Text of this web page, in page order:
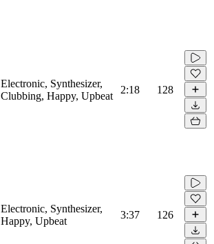
Electronic, Synthesizer,
Clubbing, Happy, Upbeat
2:18 128
Electronic, Synthesizer,
Happy, Upbeat
3:37 126